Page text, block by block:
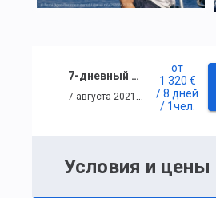
7-дневный практический курс BAREBOAT SKIPPER IYT
7 августа 2021 г. — 14 августа 2021 г.
от
1 320 €
/ 8 дней
/ 1чел.
Условия и цены